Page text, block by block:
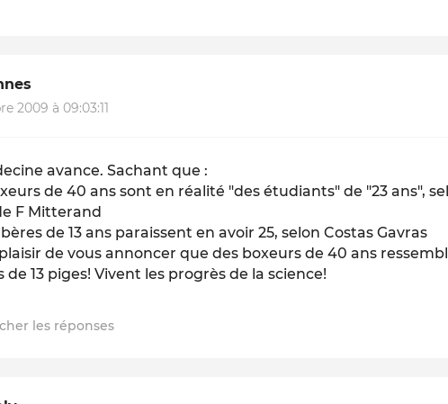
2009 à 09:03:11
avance. Sachant que :
de 40 ans sont en réalité "des étudiants" de "23 ans",
F Mitterand
de 13 ans paraissent en avoir 25, selon Costas Gavras
de vous annoncer que des boxeurs de 40 ans
de 13 piges! Vivent les progrès de la science!